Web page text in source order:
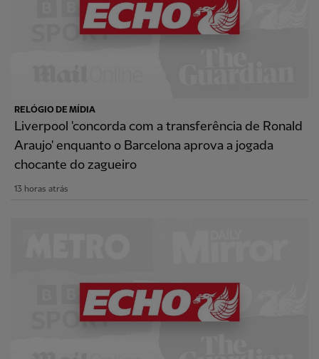
RELÓGIO DE MÍDIA
Liverpool 'concorda com a transferência de Ronald
Araujo' enquanto o Barcelona aprova a jogada
chocante do zagueiro
13 horas atrás